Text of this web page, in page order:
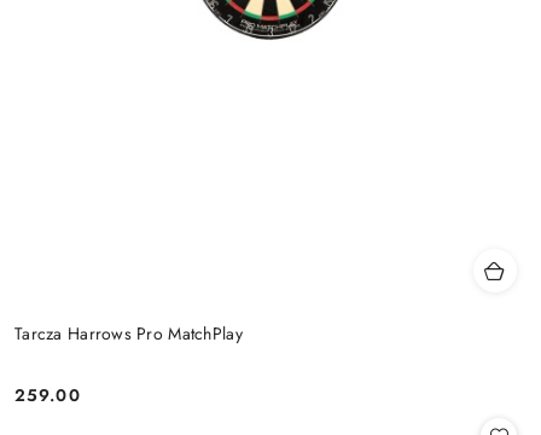
Tarcza Harrows Pro MatchPlay
Cena:
259.00